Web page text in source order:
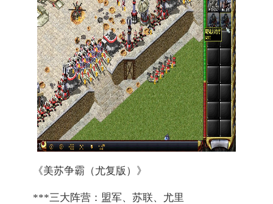
《美苏争霸（尤复版）》
***三大阵营：盟军、苏联、尤里